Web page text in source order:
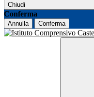
Chiudi
Conferma
Annulla Conferma